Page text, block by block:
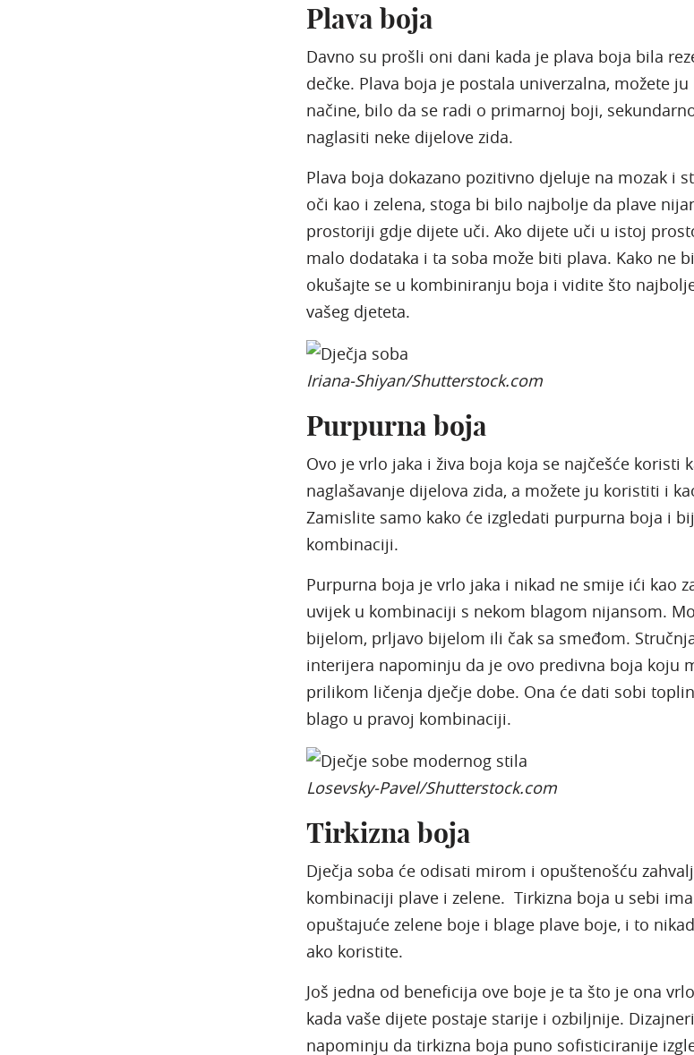
Plava boja
Davno su prošli oni dani kada je plava boja bila
dečke. Plava boja je postala univerzalna, možete
načine, bilo da se radi o primarnoj boji,
naglasiti neke dijelove zida.
Plava boja dokazano pozitivno djeluje na mozak i
oči kao i zelena, stoga bi bilo najbolje da plave
prostoriji gdje dijete uči. Ako dijete uči u istoj
malo dodataka i ta soba može biti plava. Kako ne
okušajte se u kombiniranju boja i vidite što
vašeg djeteta.
Iriana-Shiyan/Shutterstock.com
Purpurna boja
Ovo je vrlo jaka i živa boja koja se najčešće koristi
naglašavanje dijelova zida, a možete ju koristiti i
Zamislite samo kako će izgledati purpurna boja i
kombinaciji.
Purpurna boja je vrlo jaka i nikad ne smije ići kao
uvijek u kombinaciji s nekom blagom nijansom.
bijelom, prljavo bijelom ili čak sa smeđom.
interijera napominju da je ovo predivna boja koju
prilikom ličenja dječje dobe. Ona će dati sobi
blago u pravoj kombinaciji.
Losevsky-Pavel/Shutterstock.com
Tirkizna boja
Dječja soba će odisati mirom i opuštenošću
kombinaciji plave i zelene. Tirkizna boja u sebi
opuštajuće zelene boje i blage plave boje, i to
ako koristite.
Još jedna od beneficija ove boje je ta što je ona
kada vaše dijete postaje starije i ozbiljnije.
napominju da tirkizna boja puno sofisticiranije